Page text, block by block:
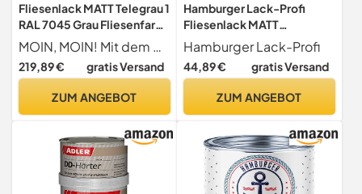
Fliesenlack MATT Telegrau 1
RAL 7045 Grau Fliesenfarbe
im SET // Hamburger Lack-
Profi (10 L)
MOIN, MOIN! Mit dem Hamburger Fliesenlack verpassen Sie Ihren Fliesen einen professionellen und modernen Anstrich.
219,89 € gratis Versand
ZUM ANGEBOT
Hamburger Lack-Profi
Fliesenlack MATT
Schiefergrau RAL 7015 Grau
Fliesenfarbe (1 L)
Hamburger Lack-Profi
44,89 € gratis Versand
ZUM ANGEBOT